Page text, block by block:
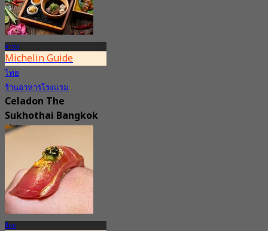
สาทร
Michelin Guide
ไทย
ร้านอาหารโรงแรม
Celadon The
Sukhothai Bangkok
4.8
1.1K การจอง
฿ 1,600
สีลม